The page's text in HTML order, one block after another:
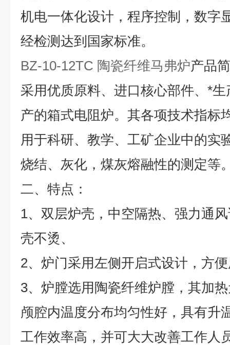
机电一体化设计，程序控制，数字
经检测达到国家标准。
BZ-10-12TC 陶瓷纤维马弗炉产品
采用优质原料、进口核心部件、*
产的箱式电阻炉。其各项技术指标
用于科研、教学、工矿企业中的实
烧结、灰化，煤灰熔融性的测定等
二、特点：
1、双层炉壳，中空隔热、强力通
壳不烫、
2、炉门采用左侧开启式设计，方
3、炉膛选用陶瓷纤维炉膛，其加
颅腔内温度分布均匀性好，具有升
工作效率高，并可大大改善工作人